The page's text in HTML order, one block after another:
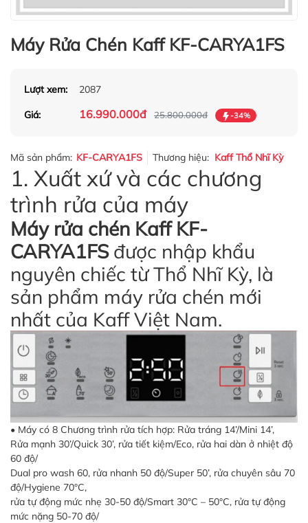
Máy Rửa Chén Kaff KF-CARYA1FS
Lượt xem: 2087
Giá: 16.990.000đ 25.800.000đ -34%
Mã sản phẩm: KF-CARYA1FS Thương hiệu: Kaff Thổ Nhĩ Kỳ
1. Xuất xứ và các chương
trình rửa của máy
Máy rửa chén Kaff KF-
CARYA1FSđược nhập khẩu
nguyên chiếc từ Thổ Nhĩ Kỳ, là
sản phẩm máy rửa chén mới
nhất của Kaff Việt Nam.
• Máy có 8 Chương trình rửa tích hợp: Rửa tráng 14’/Mini 14’,
Rửa mạnh 30’/Quick 30’, rửa tiết kiệm/Eco, rửa hai dàn ở nhiệt độ
60 độ/
Dual pro wash 60, rửa nhanh 50 độ/Super 50’, rửa chuyên sâu 70
độ/Hygiene 70°C,
rửa tự động mức nhẹ 30-50 độ/Smart 30°C – 50°C, rửa tự động
mức nặng 50-70 độ/